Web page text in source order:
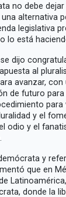
no debe dejar
alternativa
legislativa
lo está
dijo
al
avanzar, con
de futuro para
para
y el
odio y el
y
que en
donde la